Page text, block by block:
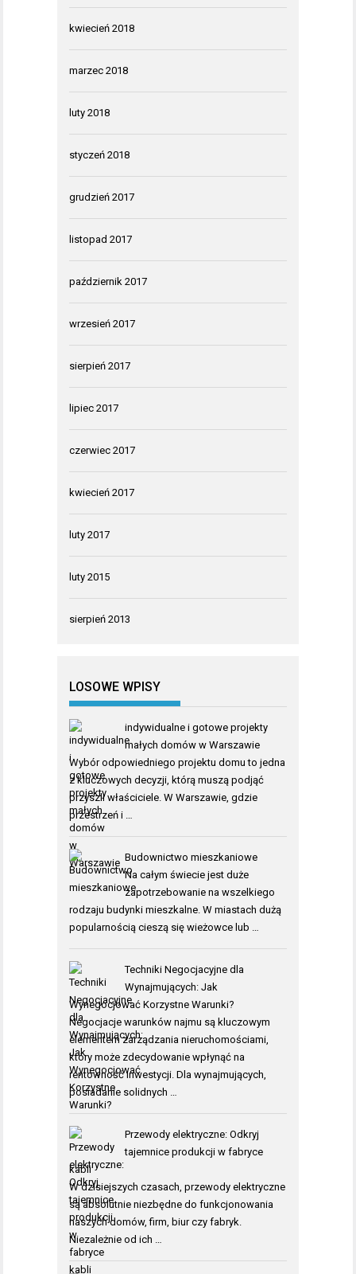
kwiecień 2018
marzec 2018
luty 2018
styczeń 2018
grudzień 2017
listopad 2017
październik 2017
wrzesień 2017
sierpień 2017
lipiec 2017
czerwiec 2017
kwiecień 2017
luty 2017
luty 2015
sierpień 2013
LOSOWE WPISY
indywidualne i gotowe projekty
małych domów w Warszawie
Wybór odpowiedniego projektu domu to jedna
z kluczowych decyzji, którą muszą podjąć
przyszli właściciele. W Warszawie, gdzie
przestrzeń i …
Budownictwo mieszkaniowe
Na całym świecie jest duże
zapotrzebowanie na wszelkiego
rodzaju budynki mieszkalne. W miastach dużą
popularnością cieszą się wieżowce lub …
Techniki Negocjacyjne dla
Wynajmujących: Jak
Wynegocjować Korzystne Warunki?
Negocjacje warunków najmu są kluczowym
elementem zarządzania nieruchomościami,
który może zdecydowanie wpłynąć na
rentowność inwestycji. Dla wynajmujących,
posiadanie solidnych …
Przewody elektryczne: Odkryj
tajemnice produkcji w fabryce
kabli
W dzisiejszych czasach, przewody elektryczne
są absolutnie niezbędne do funkcjonowania
naszych domów, firm, biur czy fabryk.
Niezależnie od ich …